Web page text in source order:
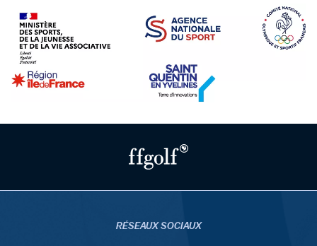
RÉSEAUX SOCIAUX